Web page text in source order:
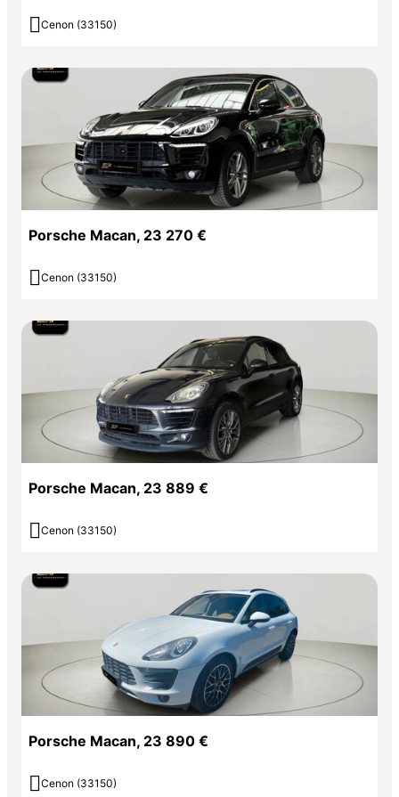
 Cenon (33150)
Porsche Macan, 23 270 €
 Cenon (33150)
Porsche Macan, 23 889 €
 Cenon (33150)
Porsche Macan, 23 890 €
 Cenon (33150)